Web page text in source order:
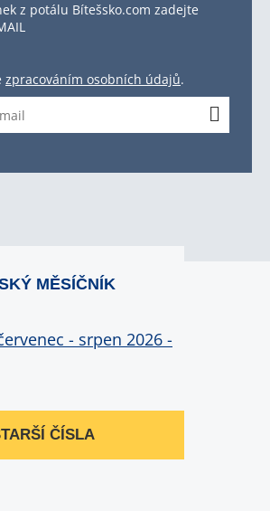
z potálu Bítešsko.com zadejte
zpracováním osobních údajů.
MĚSÍČNÍK
ČÍSLA